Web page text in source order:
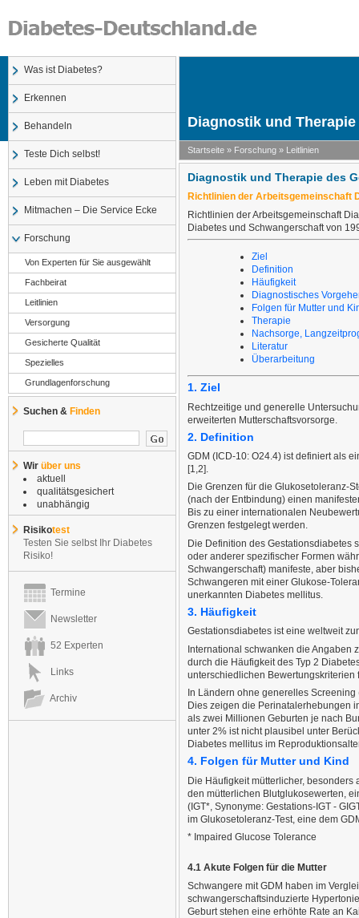
Was ist Diabetes?
Erkennen
Behandeln
Teste Dich selbst!
Leben mit Diabetes
Mitmachen – Die Service Ecke
Forschung
Von Experten für Sie ausgewählt
Fachbeirat
Leitlinien
Versorgung
Gesicherte Qualität
Spezielles
Grundlagenforschung
Suchen & Finden
Wir über uns
aktuell
qualitätsgesichert
unabhängig
Risikotest
Testen Sie selbst Ihr Diabetes
Risiko!
Termine
Newsletter
52 Experten
Links
Archiv
Diagnostik und
Startseite » Forschung » Leitlinien
Diagnostik und Therapie des
Richtlinien der Arbeitsgemeinschaft
Richtlinien der Arbeitsgemeinschaft
Diabetes und Schwangerschaft von
Ziel
Definition
Häufigkeit
Diagnostisches
Folgen für Mutter und
Therapie
Nachsorge,
Literatur
Überarbeitung
1. Ziel
Rechtzeitige und generelle
erweiterten Mutterschaftsvorsorge.
2. Definition
GDM (ICD-10: O24.4) ist definiert als
[1,2].
Die Grenzen für die Glukosetoleranz-
(nach der Entbindung) einen
Bis zu einer internationalen
Grenzen festgelegt werden.
Die Definition des Gestationsdiabetes
oder anderer spezifischer Formen
Schwangerschaft) manifeste, aber
Schwangeren mit einer Glukose-
unerkannten Diabetes mellitus.
3. Häufigkeit
Gestationsdiabetes ist eine weltweit
International schwanken die Angaben
durch die Häufigkeit des Typ 2
unterschiedlichen Bewertungskriterien
In Ländern ohne generelles
Dies zeigen die Perinatalerhebungen
als zwei Millionen Geburten je nach
unter 2% ist nicht plausibel unter
Diabetes mellitus im
4. Folgen für Mutter und Kind
Die Häufigkeit mütterlicher,
den mütterlichen Blutglukosewerten,
(IGT*, Synonyme: Gestations-IGT -
im Glukosetoleranz-Test, eine dem
* Impaired Glucose Tolerance
4.1 Akute Folgen für die Mutter
Schwangere mit GDM haben im
schwangerschaftsinduzierte
Geburt stehen eine erhöhte Rate an